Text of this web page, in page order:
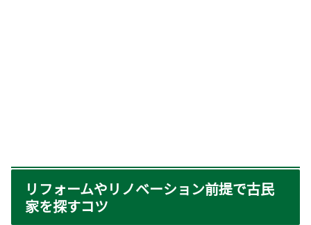
リフォームやリノベーション前提で古民
家を探すコツ